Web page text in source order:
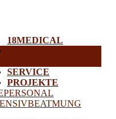
18MEDICAL
SERVICE
PROJEKTE